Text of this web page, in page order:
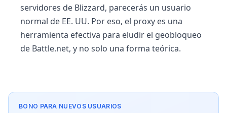
servidores de Blizzard, parecerás un usuario
normal de EE. UU. Por eso, el proxy es una
herramienta efectiva para eludir el geobloqueo
de Battle.net, y no solo una forma teórica.
BONO PARA NUEVOS USUARIOS